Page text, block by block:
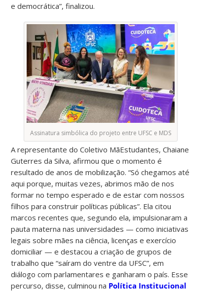
e democrática”, finalizou.
Assinatura simbólica do projeto entre UFSC e MDS
A representante do Coletivo MãEstudantes, Chaiane
Guterres da Silva, afirmou que o momento é
resultado de anos de mobilização. “Só chegamos até
aqui porque, muitas vezes, abrimos mão de nos
formar no tempo esperado e de estar com nossos
filhos para construir políticas públicas”. Ela citou
marcos recentes que, segundo ela, impulsionaram a
pauta materna nas universidades — como iniciativas
legais sobre mães na ciência, licenças e exercício
domiciliar — e destacou a criação de grupos de
trabalho que “saíram do ventre da UFSC”, em
diálogo com parlamentares e ganharam o país. Esse
percurso, disse, culminou na Política Institucional